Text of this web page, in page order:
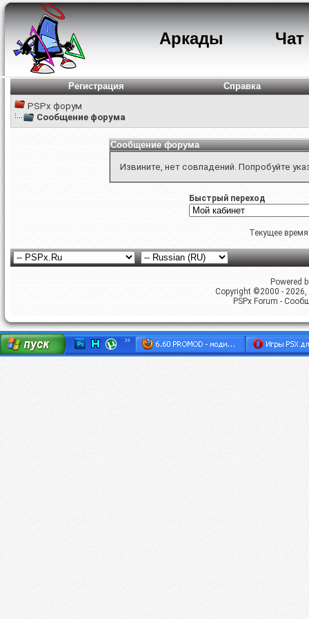
Аркады Чат
Регистрация
Справка
PSPx форум
Сообщение форума
Сообщение форума
Извините, нет совпадений. Попробуйте
Быстрый переход
Текущее
Powered
Copyright ©2000 -
PSPx Forum -